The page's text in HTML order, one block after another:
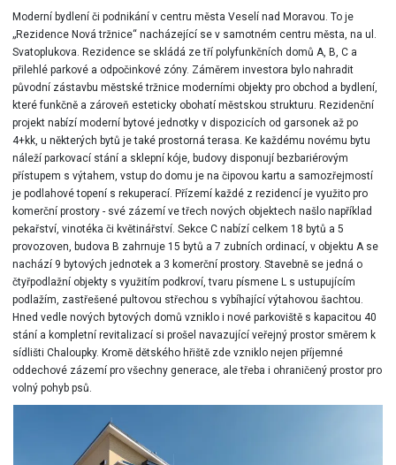
Moderní bydlení či podnikání v centru města Veselí nad Moravou. To je
„Rezidence Nová tržnice“ nacházející se v samotném centru města, na ul.
Svatoplukova. Rezidence se skládá ze tří polyfunkčních domů A, B, C a
přilehlé parkové a odpočinkové zóny. Záměrem investora bylo nahradit
původní zástavbu městské tržnice moderními objekty pro obchod a bydlení,
které funkčně a zároveň esteticky obohatí městskou strukturu. Rezidenční
projekt nabízí moderní bytové jednotky v dispozicích od garsonek až po
4+kk, u některých bytů je také prostorná terasa. Ke každému novému bytu
náleží parkovací stání a sklepní kóje, budovy disponují bezbariérovým
přístupem s výtahem, vstup do domu je na čipovou kartu a samozřejmostí
je podlahové topení s rekuperací. Přízemí každé z rezidencí je využito pro
komerční prostory - své zázemí ve třech nových objektech našlo například
pekařství, vinotéka či květinářství. Sekce C nabízí celkem 18 bytů a 5
provozoven, budova B zahrnuje 15 bytů a 7 zubních ordinací, v objektu A se
nachází 9 bytových jednotek a 3 komerční prostory. Stavebně se jedná o
čtyřpodlažní objekty s využitím podkroví, tvaru písmene L s ustupujícím
podlažím, zastřešené pultovou střechou s vybíhající výtahovou šachtou.
Hned vedle nových bytových domů vzniklo i nové parkoviště s kapacitou 40
stání a kompletní revitalizací si prošel navazující veřejný prostor směrem k
sídlišti Chaloupky. Kromě dětského hřiště zde vzniklo nejen příjemné
oddechové zázemí pro všechny generace, ale třeba i ohraničený prostor pro
volný pohyb psů.